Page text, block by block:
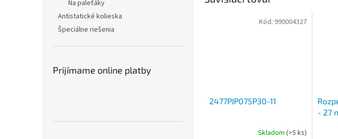
Na paleťáky
Antistatické kolieska
Špeciálne riešenia
Prijímame online platby
2477PJP075P30-11
Skladom (>5 ks)
Kód: 990004327
- 27